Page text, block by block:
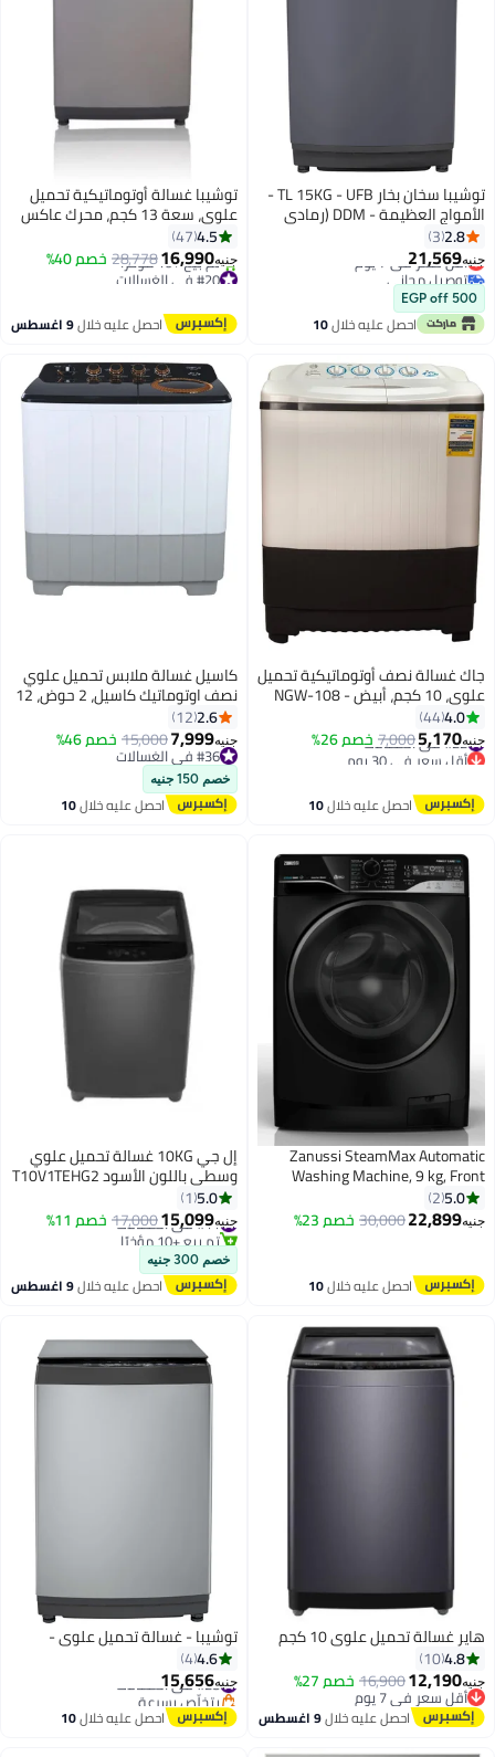
توشيبا سخان بخار TL 15KG - UFB -
الأمواج العظيمة - DDM (رمادي
-
في 7 يوم
مجاني
في 7 يوم
احصل عليه خلال10
اغسطس
توشيبا غسالة أوتوماتيكية تحميل
علوي، سعة 13 كجم، محرك عاكس
AW-DUK1300KUPEG فضي
16,990
28,778خصم 40%
أقل سعر في 30 يوم
تم بيع +10 مؤخرًا
احصل عليه خلال9 اغسطس
نصف أوتوماتيكية تحميل
7,000خصم 26%
في 30 يوم
احصل عليه خلال10
اغسطس
كاسيل غسالة ملابس تحميل علوي
نصف اوتوماتيك كاسيل، 2 حوض، 12
7,999
15,000خصم 46%
احصل عليه خلال10
اغسطس
Zanussi SteamMax
Washing Machine, 9
Loading, Black
30,000خصم 23%
احصل عليه خلال10
اغسطس
إل جي 10KG غسالة تحميل علوي
وسطى باللون الأسود T10V1TEHG2
15,099
17,000خصم 11%
تم بيع +10 مؤخرًا
احصل عليه خلال9 اغسطس
تحميل علوي 10 كجم
16,900خصم 27%
في 7 يوم
في 7 يوم
احصل عليه خلال9 اغسطس
توشيبا - غسالة تحميل علوي -
15,656
بتخلّص بسرعة
#28 في الغسالات احصل عليه خلال10
اغسطس